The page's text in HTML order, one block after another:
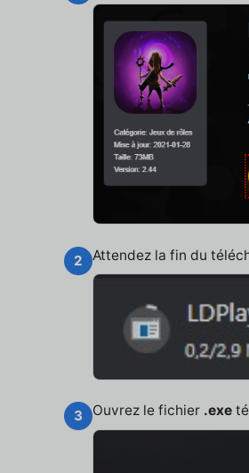
2 Attendez la fin du
3 Ouvrez le fichier .exe